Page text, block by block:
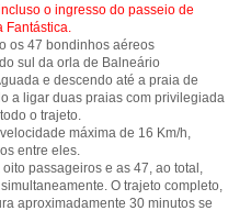
o ingresso do passeio de
os 47 bondinhos aéreos
sul da orla de Balneário
e descendo até a praia de
a ligar duas praias com privilegiada
o trajeto.
máxima de 16 Km/h,
entre eles.
passageiros e as 47, ao total,
O trajeto completo,
aproximadamente 30 minutos se